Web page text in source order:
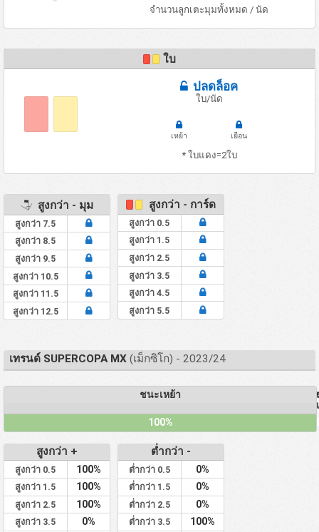
จำนวนลูกเตะมุมทั้งหมด / นัด
ใบ
ปลดล็อค
ใบ/นัด
เหย้า เยือน
* ใบแดง=2ใบ
สูงกว่า - มุม
สูงกว่า 7.5
สูงกว่า 8.5
สูงกว่า 9.5
สูงกว่า 10.5
สูงกว่า 11.5
สูงกว่า 12.5
สูงกว่า - การ์ด
สูงกว่า 0.5
สูงกว่า 1.5
สูงกว่า 2.5
สูงกว่า 3.5
สูงกว่า 4.5
สูงกว่า 5.5
เทรนด์ SUPERCOPA MX(เม็กซิโก) - 2023/24
ชนะเหย้า
100%
สูงกว่า +
สูงกว่า 0.5 100%
สูงกว่า 1.5 100%
สูงกว่า 2.5 100%
สูงกว่า 3.5 0%
ต่ำกว่า -
ต่ำกว่า 0.5 0%
ต่ำกว่า 1.5 0%
ต่ำกว่า 2.5 0%
ต่ำกว่า 3.5 100%